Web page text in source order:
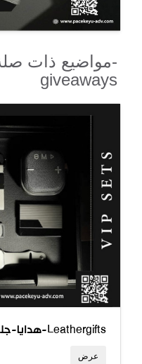
مواضيع ذات صلة
giveaways
هدايا-جلدية-Leathergifts
عرض